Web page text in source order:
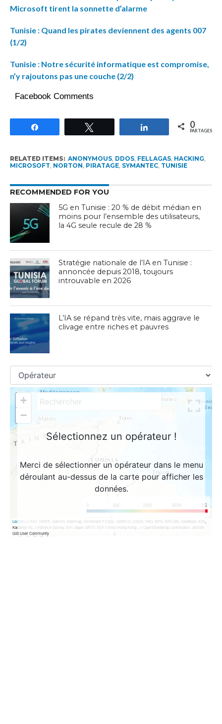
Microsoft tirent la sonnette d’alarme
Tunisie : Quand les pirates deviennent des agents 007
(1/2)
Tunisie : Notre sécurité informatique est compromise,
n’y rajoutons pas une couche (2/2)
Facebook Comments
Partagez 0
PARTAGES
RELATED ITEMS: ANONYMOUS, DDOS, FELLAGAS, HACKING,
MICROSOFT, NORTON, PIRATAGE, SYMANTEC, TUNISIE
RECOMMENDED FOR YOU
5G en Tunisie : 20 % de débit médian en
moins pour l’ensemble des utilisateurs,
la 4G seule recule de 28 %
Stratégie nationale de l’IA en Tunisie :
annoncée depuis 2018, toujours
introuvable en 2026
L’IA se répand très vite, mais aggrave le
clivage entre riches et pauvres